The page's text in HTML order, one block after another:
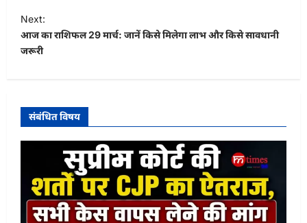
s
t
n
g
Next:
आज का राशिफल 29 मार्च: जानें किसे मिलेगा लाभ और किसे सावधानी
जरूरी
संबंधित विषय